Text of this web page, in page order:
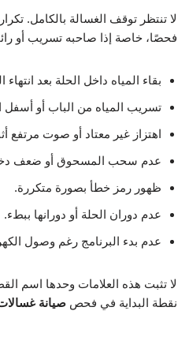
لا تنتظر توقف الغسالة بالكامل.
فحصًا، خاصة إذا صاحبه تسريب أو
بقاء المياه داخل الحلة بعد انتهاء
تسريب المياه من الباب أو أسفل
اهتزاز غير معتاد أو صوت مرتفع
عدم سحب المسحوق أو ضعف
ظهور رمز خطأ بصورة متكررة.
عدم دوران الحلة أو دورانها ببطء.
عدم بدء البرنامج رغم وصول
لا تثبت هذه العلامات وحدها اسم
نقطة البداية في فحص صيانة